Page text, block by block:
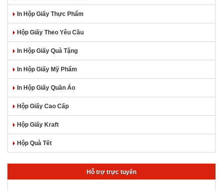
In Hộp Giấy Thực Phẩm
Hộp Giấy Theo Yêu Cầu
In Hộp Giấy Quà Tặng
In Hộp Giấy Mỹ Phẩm
In Hộp Giấy Quần Áo
Hộp Giấy Cao Cấp
Hộp Giấy Kraft
Hộp Quà Tết
Hỗ trợ trực tuyến